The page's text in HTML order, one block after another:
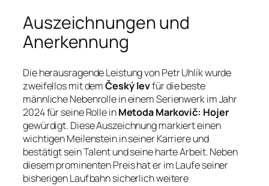
Auszeichnungen und
Anerkennung
Die herausragende Leistung von Petr Uhlík wurde
zweifellos mit demČeský levfür die beste
männliche Nebenrolle in einem Serienwerk im Jahr
2024 für seine Rolle inMetoda Markovič: Hojer
gewürdigt. Diese Auszeichnung markiert einen
wichtigen Meilenstein in seiner Karriere und
bestätigt sein Talent und seine harte Arbeit. Neben
diesem prominenten Preis hat er im Laufe seiner
bisherigen Laufbahn sicherlich weitere